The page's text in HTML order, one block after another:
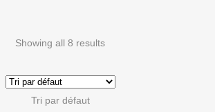
Showing all 8 results
Tri par défaut